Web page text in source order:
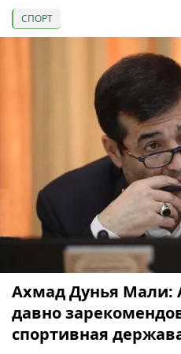
СПОРТ
Ахмад Дунья Мали:
давно
спортивная